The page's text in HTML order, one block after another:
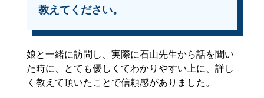
教えてください。
娘と一緒に訪問し、実際に石山先生から話を聞い
た時に、とても優しくてわかりやすい上に、詳し
く教えて頂いたことで信頼感がありました。